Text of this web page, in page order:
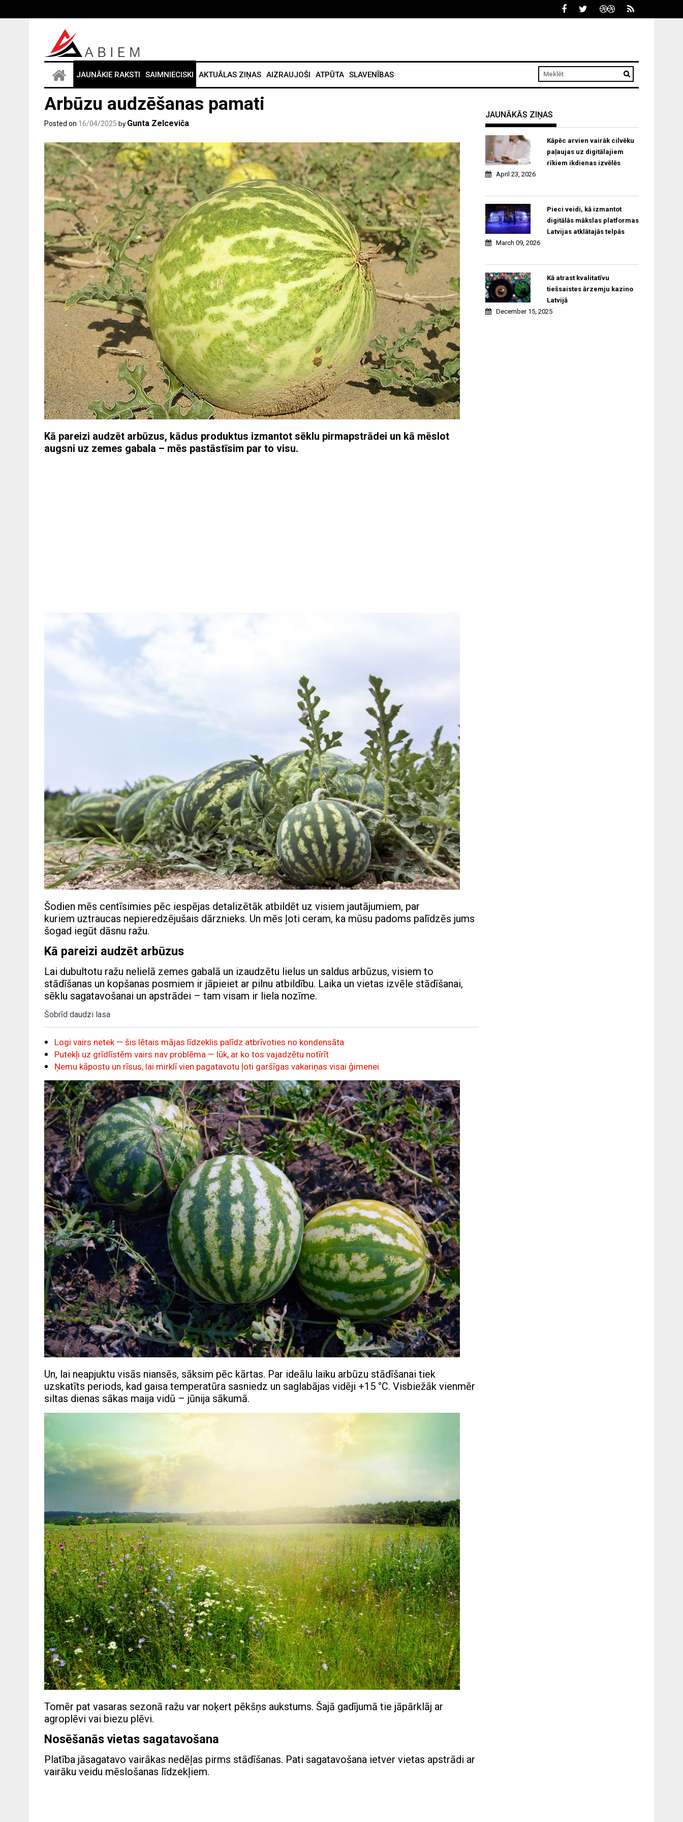
JAUNĀKIE RAKSTI SAIMNIECISKI AKTUĀLAS ZIŅAS AIZRAUJOŠI ATPŪTA SLAVENĪBAS
Arbūzu audzēšanas pamati
Posted on 16/04/2025 by Gunta Zelceviča
Kā pareizi audzēt arbūzus, kādus produktus izmantot sēklu pirmapstrādei un kā mēslot
augsni uz zemes gabala – mēs pastāstīsim par to visu.
Šodien mēs centīsimies pēc iespējas detalizētāk atbildēt uz visiem jautājumiem, par
kuriem uztraucas nepieredzējušais dārznieks. Un mēs ļoti ceram, ka mūsu padoms palīdzēs jums
šogad iegūt dāsnu ražu.
Kā pareizi audzēt arbūzus
Lai dubultotu ražu nelielā zemes gabalā un izaudzētu lielus un saldus arbūzus, visiem to
stādīšanas un kopšanas posmiem ir jāpieiet ar pilnu atbildību. Laika un vietas izvēle stādīšanai,
sēklu sagatavošanai un apstrādei – tam visam ir liela nozīme.
Šobrīd daudzi lasa
Logi vairs netek — šis lētais mājas līdzeklis palīdz atbrīvoties no kondensāta
Putekļi uz grīdlīstēm vairs nav problēma — lūk, ar ko tos vajadzētu notīrīt
Ņemu kāpostu un rīsus, lai mirklī vien pagatavotu ļoti garšīgas vakariņas visai ģimenei
Un, lai neapjuktu visās niansēs, sāksim pēc kārtas. Par ideālu laiku arbūzu stādīšanai tiek
uzskatīts periods, kad gaisa temperatūra sasniedz un saglabājas vidēji +15 °C. Visbiežāk vienmēr
siltas dienas sākas maija vidū – jūnija sākumā.
Tomēr pat vasaras sezonā ražu var noķert pēkšņs aukstums. Šajā gadījumā tie jāpārklāj ar
agroplēvi vai biezu plēvi.
Nosēšanās vietas sagatavošana
Platība jāsagatavo vairākas nedēļas pirms stādīšanas. Pati sagatavošana ietver vietas apstrādi ar
vairāku veidu mēslošanas līdzekļiem.
JAUNĀKĀS ZIŅAS
Kāpēc arvien vairāk cilvēku
paļaujas uz digitālajiem
rīkiem ikdienas izvēlēs
April 23, 2026
Pieci veidi, kā izmantot
digitālās mākslas platformas
Latvijas atklātajās telpās
March 09, 2026
Kā atrast kvalitatīvu
tiešsaistes ārzemju kazino
Latvijā
December 15, 2025